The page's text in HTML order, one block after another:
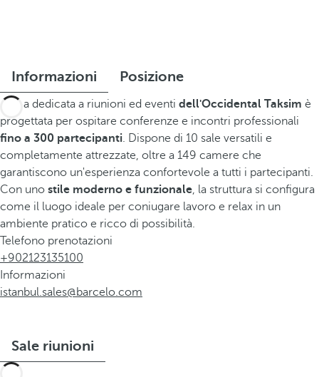
Informazioni Posizione
L'area dedicata a riunioni ed eventi dell'Occidental Taksim è
progettata per ospitare conferenze e incontri professionali
fino a 300 partecipanti. Dispone di 10 sale versatili e
completamente attrezzate, oltre a 149 camere che
garantiscono un'esperienza confortevole a tutti i partecipanti.
Con uno stile moderno e funzionale, la struttura si configura
come il luogo ideale per coniugare lavoro e relax in un
ambiente pratico e ricco di possibilità.
Telefono prenotazioni
+902123135100
Informazioni
istanbul.sales@barcelo.com
Sale riunioni